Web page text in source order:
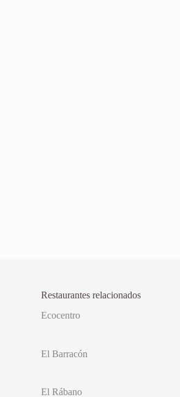
Restaurantes relacionados
Ecocentro
El Barracón
El Rábano